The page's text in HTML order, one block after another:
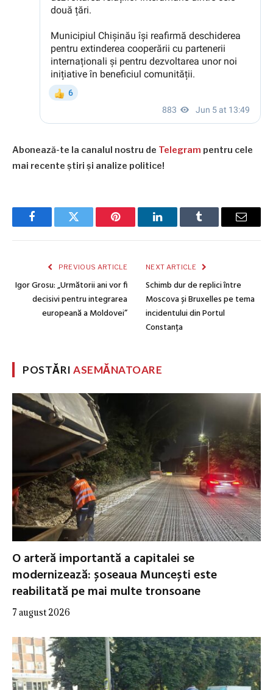
Abonează-te la canalul nostru de Telegram pentru cele
mai recente știri și analize politice!
FacebookTwitter Pinterest LinkedInTumblr Email
PREVIOUS ARTICLE
Igor Grosu: „Următorii ani vor fi
decisivi pentru integrarea
europeană a Moldovei”
NEXT ARTICLE
Schimb dur de replici între
Moscova și Bruxelles pe tema
incidentului din Portul
Constanța
POSTĂRIASEMĂNATOARE
O arteră importantă a capitalei se
modernizează: șoseaua Muncești este
reabilitată pe mai multe tronsoane
7 august 2026